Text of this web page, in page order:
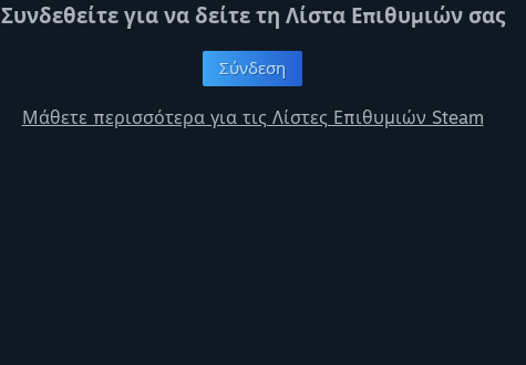
Συνδεθείτε για να δείτε τη Λίστα Επιθυμιών σας
Σύνδεση
Μάθετε περισσότερα για τις Λίστες Επιθυμιών Steam